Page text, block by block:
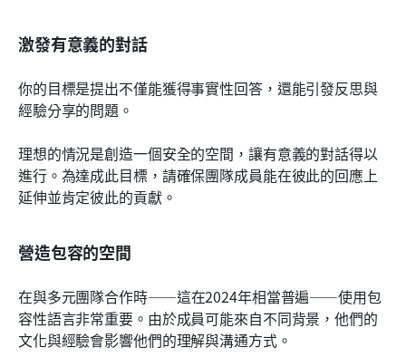
激發有意義的對話
你的目標是提出不僅能獲得事實性回答，還能引發反思與
經驗分享的問題。
理想的情況是創造一個安全的空間，讓有意義的對話得以
進行。為達成此目標，請確保團隊成員能在彼此的回應上
延伸並肯定彼此的貢獻。
營造包容的空間
在與多元團隊合作時——這在2024年相當普遍——使用包
容性語言非常重要。由於成員可能來自不同背景，他們的
文化與經驗會影響他們的理解與溝通方式。